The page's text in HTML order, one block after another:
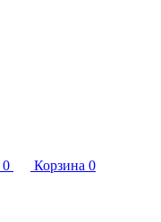
0 Корзина 0